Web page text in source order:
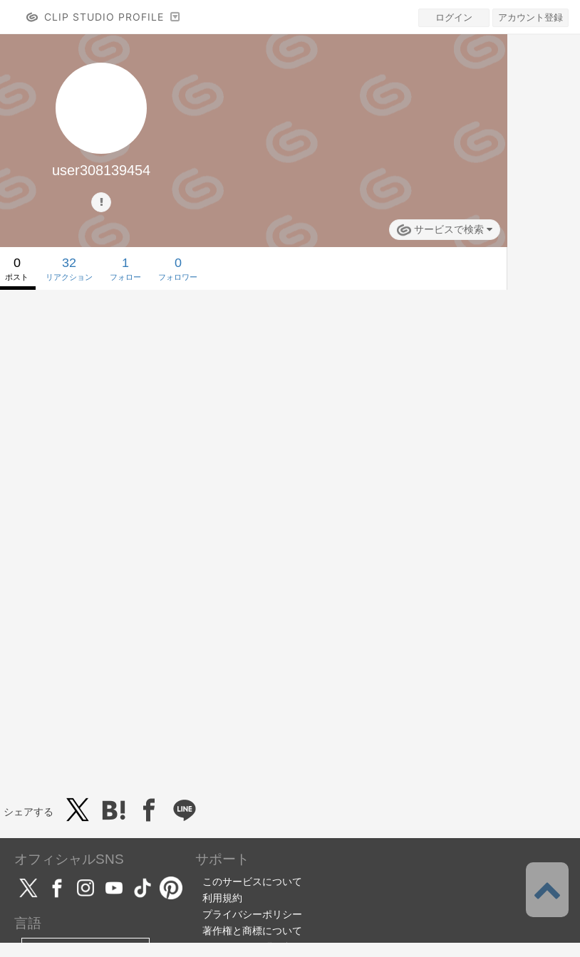
CLIP STUDIO PROFILE ログイン アカウント登録
user308139454
サービスで検索
0
ポスト
32
リアクション
1
フォロー
0
フォロワー
シェアする
オフィシャルSNS
言語
サポート
このサービスについて
利用規約
プライバシーポリシー
著作権と商標について